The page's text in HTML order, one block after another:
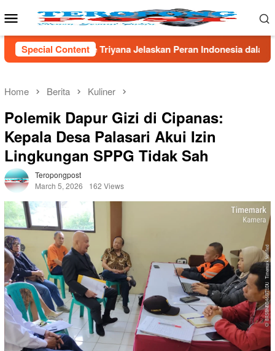
to
Mobile
Menu
Special Content
Peran Indonesia dalam Sains Global *Tak
Home Berita Kuliner
Polemik Dapur Gizi di Cipanas:
Kepala Desa Palasari Akui Izin
Lingkungan SPPG Tidak Sah
Teropongpost
March 5, 2026
162 Views